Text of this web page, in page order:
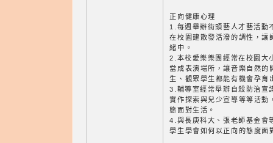
正向健康心理
1.每週舉辦街頭藝人才藝活動
在校園建散發活潑的調性，讓
緒中。
2.本校愛樂樂團經常在校園大
當成表演場所，讓音樂自然的
生、觀眾學生都能有機會孕育
3.輔導室經常舉辦自殺防治宣
實作探索與兒少宣導等等活動
態面對生活。
4.與長庚科大、張老師基金會
學生學會如何以正向的態度面